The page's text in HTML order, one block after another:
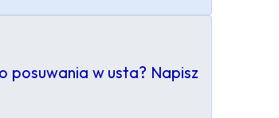
posuwania w usta? Napisz